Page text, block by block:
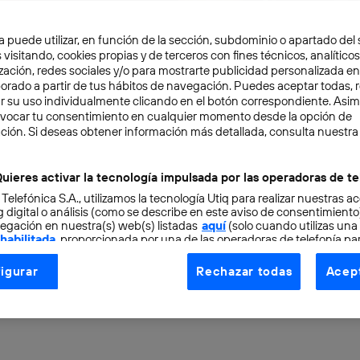
5 min
y accesibilidad:
autonomía de las
puede utilizar, en función de la sección, subdominio o apartado del
visitando, cookies propias y de terceros con fines técnicos,
redes sociales y/o para mostrarte publicidad personalizada
a partir de tus hábitos de navegación. Puedes aceptar todas,
su uso individualmente clicando en el botón correspondiente.
tu consentimiento en cualquier momento desde la opción de
Si deseas obtener información más detallada, consulta nuestra
activar la tecnología impulsada por las operadoras de
S.A., utilizamos la tecnología Utiq para realizar nuestras
digital o análisis (como se describe en este aviso de
en nuestra(s) web(s) listadas aquí(solo cuando utilizas una
, proporcionada por una de las operadoras de telefonía
consentimiento en cada página web).
Utiq está diseñada con la privacidad como prioridad
tu dirección IP y otra información de la cuenta de cliente de
Rechazar todas